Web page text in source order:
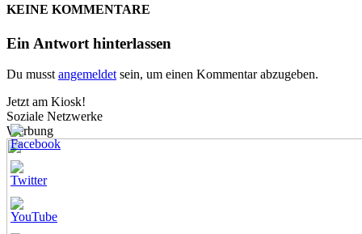
KEINE KOMMENTARE
Ein Antwort hinterlassen
Du musstangemeldetsein, um einen Kommentar abzugeben.
Jetzt am Kiosk!
Soziale Netzwerke
Werbung